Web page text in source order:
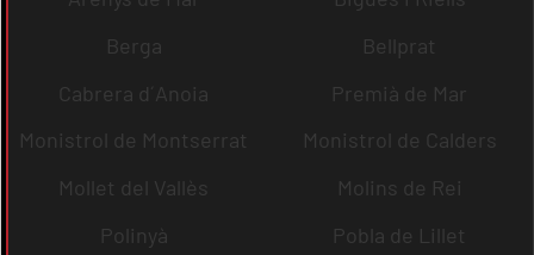
Berga
Bellprat
Cabrera d´Anoia
Premià de Mar
Monistrol de Montserrat
Monistrol de Calders
Mollet del Vallès
Molins de Rei
Polinyà
Pobla de Lillet